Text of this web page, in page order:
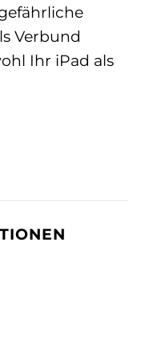
Verbund
Ihr iPad als